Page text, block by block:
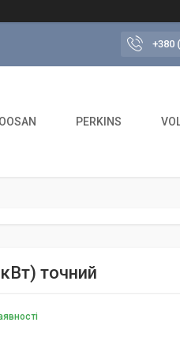
+380
PERKINS
точний